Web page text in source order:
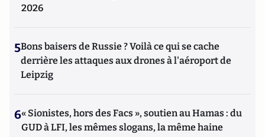
2026
5Bons baisers de Russie ? Voilà ce qui se cache
derrière les attaques aux drones à l'aéroport de
Leipzig
6« Sionistes, hors des Facs », soutien au Hamas : du
GUD à LFI, les mêmes slogans, la même haine